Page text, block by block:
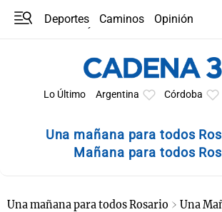
Deportes Caminos
Opinión
Lo Último Argentina Córdoba
Una mañana para todos
Mañana para todos
Una mañana para todos Rosario
Una